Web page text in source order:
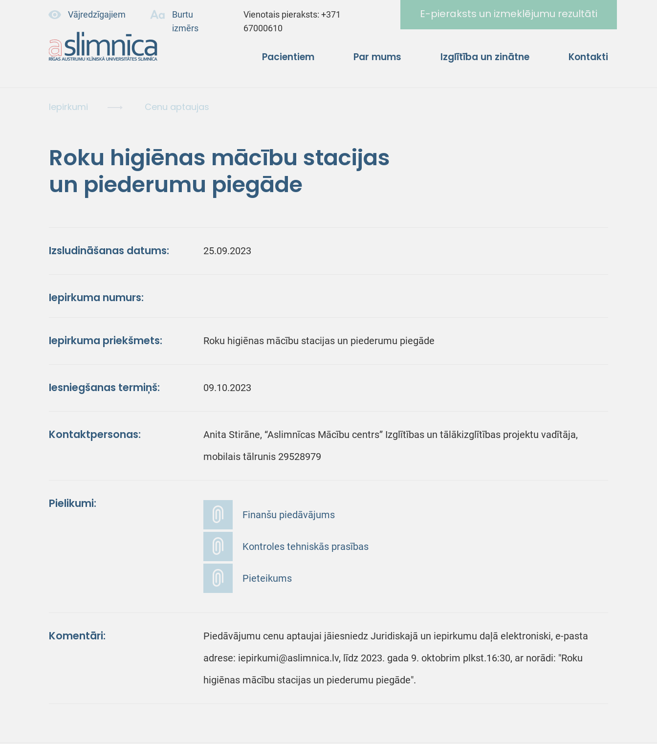
Vājredzīgajiem
Burtu
izmērs
Vienotais pieraksts:+371
67000610
E-pieraksts un izmeklējumu rezultāti
Pacientiem Par mums Izglītība un zinātne Kontakti
Iepirkumi Cenu aptaujas
Roku higiēnas mācību stacijas
un piederumu piegāde
Izsludināšanas datums: 25.09.2023
Iepirkuma numurs:
Iepirkuma priekšmets: Roku higiēnas mācību stacijas un piederumu piegāde
Iesniegšanas termiņš: 09.10.2023
Kontaktpersonas:
Anita Stirāne, “Aslimnīcas Mācību centrs” Izglītības un tālākizglītības projektu vadītāja,
mobilais tālrunis 29528979
Pielikumi:
Finanšu piedāvājums
Kontroles tehniskās prasības
Pieteikums
Komentāri:
Piedāvājumu cenu aptaujai jāiesniedz Juridiskajā un iepirkumu daļā elektroniski, e-pasta
adrese: iepirkumi@aslimnica.lv, līdz 2023. gada 9. oktobrim plkst.16:30, ar norādi: "Roku
higiēnas mācību stacijas un piederumu piegāde".